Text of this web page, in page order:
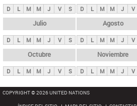
i
p
a
l
s
D L M M J V S D L M M J V
Julio
D L M M J V S
Agosto
D L M M J V
Octubre
D L M M J V S
Noviembre
D L M M J V
COPYRIGHT © 2026 UNITED NATIONS